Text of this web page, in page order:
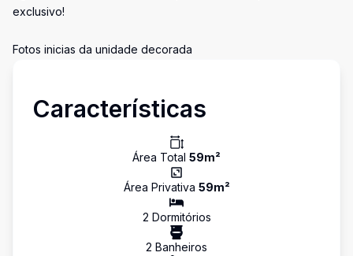
exclusivo!
Fotos inicias da unidade decorada
Características
Área Total 59m²
Área Privativa 59m²
2 Dormitórios
2 Banheiros